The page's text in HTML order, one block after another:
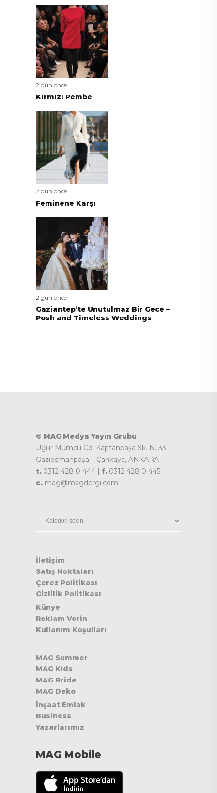
2 gün önce
Kırmızı Pembe
2 gün önce
Feminene Karşı
2 gün önce
Gaziantep’te Unutulmaz Bir Gece –
Posh and Timeless Weddings
© MAG Medya Yayın Grubu
Uğur Mumcu Cd. Kaptanpaşa Sk. N. 33
Gaziosmanpaşa – Çankaya, ANKARA
t. 0312 428 0 444 | f. 0312 428 0 445
e. mag@magdergi.com
İletişim
Satış Noktaları
Çerez Politikası
Gizlilik Politikası
Künye
Reklam Verin
Kullanım Koşulları
MAG Summer
MAG Kids
MAG Bride
MAG Deko
İnşaat Emlak
Business
Yazarlarımız
MAG Mobile